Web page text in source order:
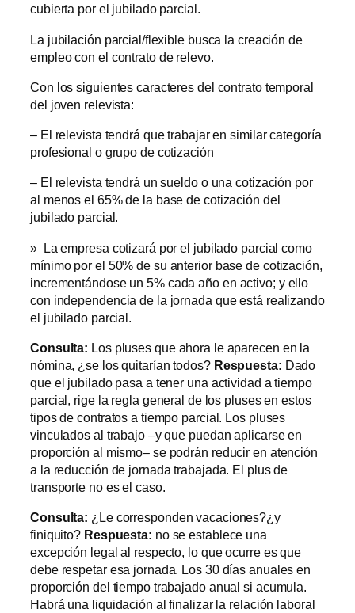
cubierta por el jubilado parcial.
La jubilación parcial/flexible busca la creación de
empleo con el contrato de relevo.
Con los siguientes caracteres del contrato temporal
del joven relevista:
– El relevista tendrá que trabajar en similar categoría
profesional o grupo de cotización
– El relevista tendrá un sueldo o una cotización por
al menos el 65% de la base de cotización del
jubilado parcial.
» La empresa cotizará por el jubilado parcial como
mínimo por el 50% de su anterior base de cotización,
incrementándose un 5% cada año en activo; y ello
con independencia de la jornada que está realizando
el jubilado parcial.
Consulta: Los pluses que ahora le aparecen en la
nómina, ¿se los quitarían todos? Respuesta: Dado
que el jubilado pasa a tener una actividad a tiempo
parcial, rige la regla general de los pluses en estos
tipos de contratos a tiempo parcial. Los pluses
vinculados al trabajo –y que puedan aplicarse en
proporción al mismo– se podrán reducir en atención
a la reducción de jornada trabajada. El plus de
transporte no es el caso.
Consulta: ¿Le corresponden vacaciones?¿y
finiquito? Respuesta: no se establece una
excepción legal al respecto, lo que ocurre es que
debe respetar esa jornada. Los 30 días anuales en
proporción del tiempo trabajado anual si acumula.
Habrá una liquidación al finalizar la relación laboral